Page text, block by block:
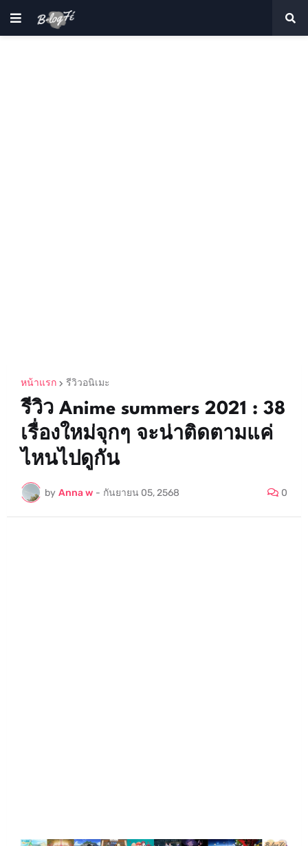
หน้าแรก รีวิวอนิเมะ
รีวิว Anime summers 2021 : 38
เรื่องใหม่จุกๆ จะน่าติดตามแค่
ไหนไปดูกัน
by Anna w - กันยายน 05, 2568 0